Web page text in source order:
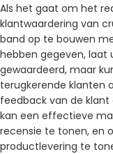
Als het gaat om het
klantwaardering van
band op te bouwen
hebben gegeven, laat
gewaardeerd, maar
terugkerende klanten
feedback van de
kan een effectieve
recensie te tonen, en
productlevering te